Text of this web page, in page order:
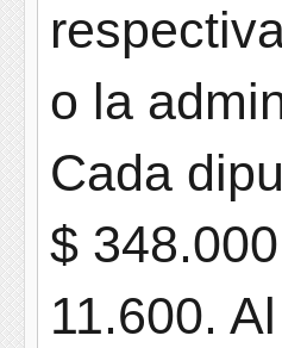
o la
Cada
$
11.600.